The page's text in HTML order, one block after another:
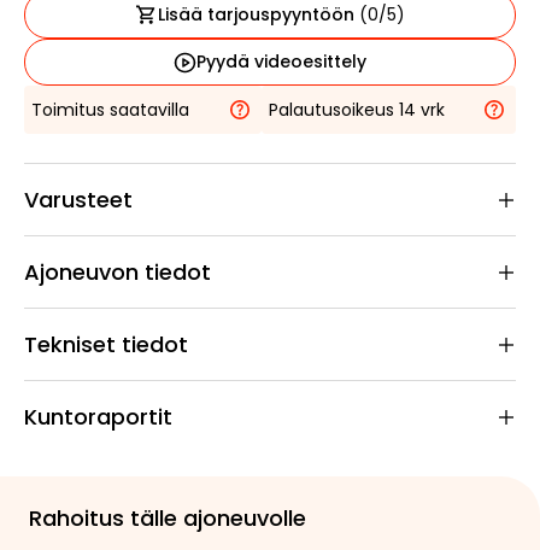
Lisää tarjouspyyntöön (0/5)
Pyydä videoesittely
Toimitus saatavilla
Palautusoikeus 14 vrk
Varusteet
Ajoneuvon tiedot
Tekniset tiedot
Kuntoraportit
Rahoitus tälle ajoneuvolle